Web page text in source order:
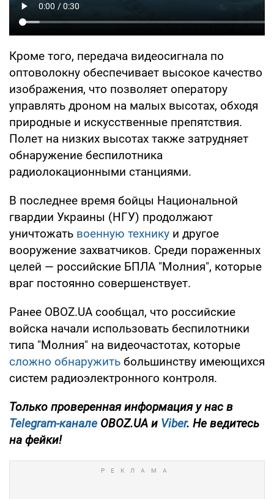
Кроме того, передача видеосигнала по
оптоволокну обеспечивает высокое качество
изображения, что позволяет оператору
управлять дроном на малых высотах, обходя
природные и искусственные препятствия.
Полет на низких высотах также затрудняет
обнаружение беспилотника
радиолокационными станциями.
В последнее время бойцы Национальной
гвардии Украины (НГУ) продолжают
уничтожать военную технику и другое
вооружение захватчиков. Среди пораженных
целей — российские БПЛА "Молния", которые
враг постоянно совершенствует.
Ранее OBOZ.UA сообщал, что российские
войска начали использовать беспилотники
типа "Молния" на видеочастотах, которые
сложно обнаружить большинству имеющихся
систем радиоэлектронного контроля.
Только проверенная информация у нас в
Telegram-канале OBOZ.UA и Viber. Не ведитесь
на фейки!